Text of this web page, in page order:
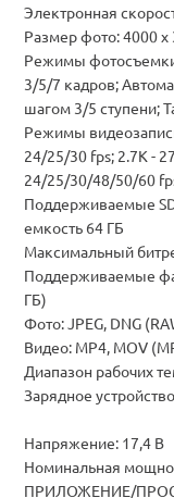
Электронная
Размер фото: 4000 x
Режимы
3/5/7 кадров;
шагом 3/5 ступени;
Режимы
24/25/30 fps; 2.7K -
24/25/30/48/50/60
Поддерживаемые SD
емкость 64 ГБ
Максимальный
Поддерживаемые
ГБ)
Фото: JPEG, DNG
Видео: MP4, MOV
Диапазон рабочих
Зарядное
Напряжение: 17,4 В
Номинальная
ПРИЛОЖЕНИЕ/